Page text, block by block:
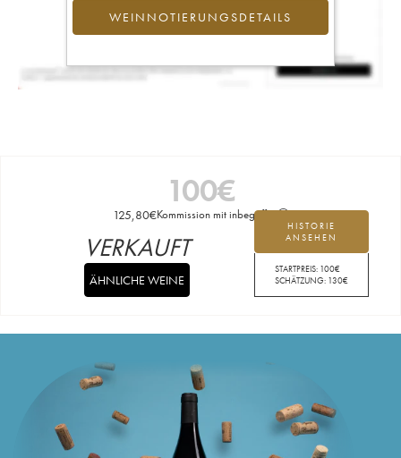
WEINNOTIERUNGSDETAILS
100€
125,80€Kommission mit inbegriffen
HISTORIE
ANSEHEN
STARTPREIS: 100€
SCHÄTZUNG: 130€
VERKAUFT
ÄHNLICHE WEINE